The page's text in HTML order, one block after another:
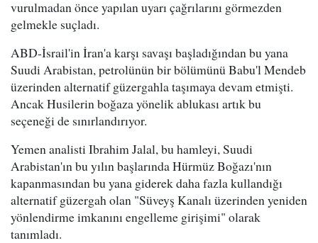
vurulmadan önce yapılan uyarı çağrılarını görmezden
gelmekle suçladı.
ABD-İsrail'in İran'a karşı savaşı başladığından bu yana
Suudi Arabistan, petrolünün bir bölümünü Babu'l Mendeb
üzerinden alternatif güzergahla taşımaya devam etmişti.
Ancak Husilerin boğaza yönelik ablukası artık bu
seçeneği de sınırlandırıyor.
Yemen analisti Ibrahim Jalal, bu hamleyi, Suudi
Arabistan'ın bu yılın başlarında Hürmüz Boğazı'nın
kapanmasından bu yana giderek daha fazla kullandığı
alternatif güzergah olan "Süveyş Kanalı üzerinden yeniden
yönlendirme imkanını engelleme girişimi" olarak
tanımladı.